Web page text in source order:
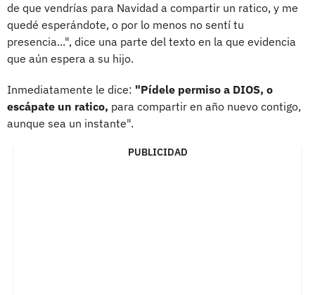
de que vendrías para Navidad a compartir un ratico, y me
quedé esperándote, o por lo menos no sentí tu
presencia...", dice una parte del texto en la que evidencia
que aún espera a su hijo.
Inmediatamente le dice: "Pídele permiso a DIOS, o
escápate un ratico, para compartir en año nuevo contigo,
aunque sea un instante".
PUBLICIDAD